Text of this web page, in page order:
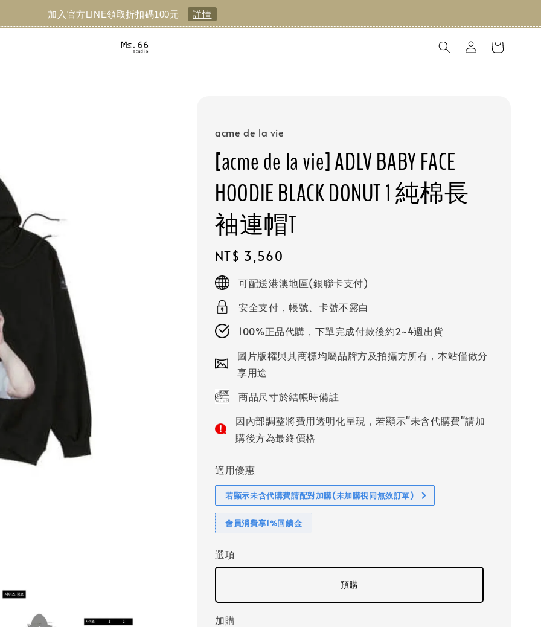
加入官方LINE領取折扣碼100元 詳情
acme de la vie
[acme de la vie] ADLV BABY FACE
HOODIE BLACK DONUT 1 純棉長
袖連帽T
Regular
price
NT$ 3,560
可配送港澳地區(銀聯卡支付)
安全支付，帳號、卡號不露白
100%正品代購，下單完成付款後約2~4週出貨
圖片版權與其商標均屬品牌方及拍攝方所有，本站僅做分
享用途
商品尺寸於結帳時備註
因內部調整將費用透明化呈現，若顯示"未含代購費"請加
購後方為最終價格
適用優惠
若顯示未含代購費請配對加購(未加購視同無效訂單)
會員消費享1%回饋金
選項
預購
加購